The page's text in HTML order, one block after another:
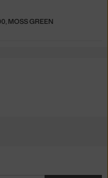
MOSS GREEN